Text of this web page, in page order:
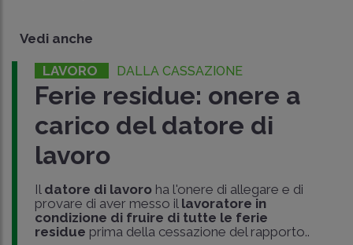
Vedi anche
LAVORO DALLA CASSAZIONE
Ferie residue: onere a
carico del datore di
lavoro
Il datore di lavoroha l'onere di allegare e di
provare di aver messo il lavoratore in
condizione di fruire di tutte le ferie
residue prima della cessazione del rapporto..